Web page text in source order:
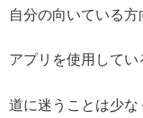
自分の向いている方
アプリを使用して
道に迷うことは少な